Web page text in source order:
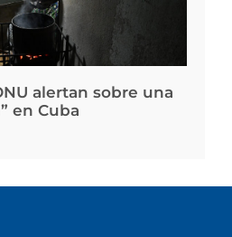
alertan sobre una
en Cuba